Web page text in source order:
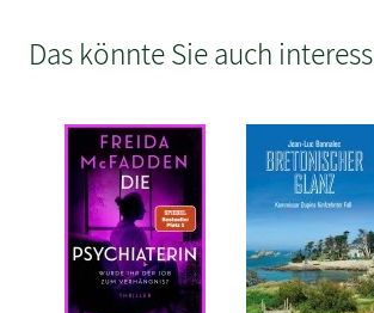
Das könnte Sie auch